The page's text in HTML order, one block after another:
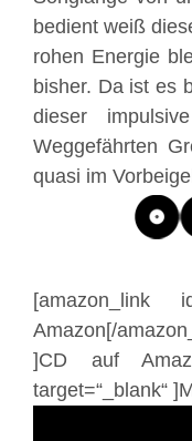
bedient weiß
rohen Energie
bisher. Da ist es
dieser
Weggefährten
quasi im
[amazon_link
Amazon[/
]CD auf
target=“_blank“